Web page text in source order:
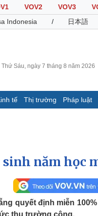
VOV2 VOV3
Indonesia / 日本語
Thứ Sáu, ngày 7 tháng 8 năm 2026
tế Thị trường Pháp luật
Thể thao
Bóng đá
năm học
quyết định miễn
thu trường công.